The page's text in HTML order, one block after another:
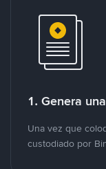
1. Genera
Una vez que
custodiado por